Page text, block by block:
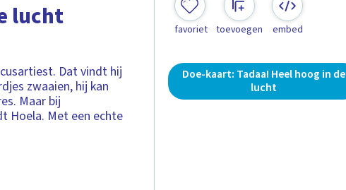
lucht
Dat vindt hij
zwaaien, hij kan
Maar bij
Hoela. Met een echte
favoriet toevoegen embed
Doe-kaart: Tadaa! Heel hoog in de
lucht